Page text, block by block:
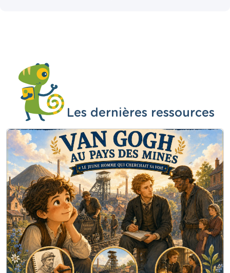
Les dernières ressources